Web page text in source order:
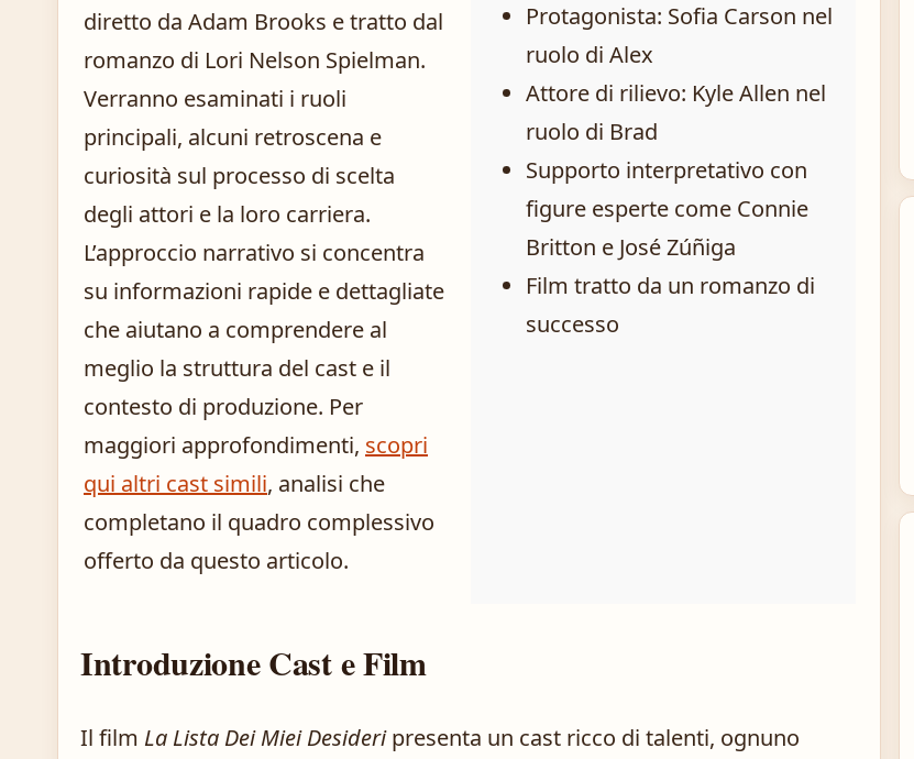
diretto da Adam Brooks e tratto dal
romanzo di Lori Nelson Spielman.
Verranno esaminati i ruoli
principali, alcuni retroscena e
curiosità sul processo di scelta
degli attori e la loro carriera.
L’approccio narrativo si concentra
su informazioni rapide e dettagliate
che aiutano a comprendere al
meglio la struttura del cast e il
contesto di produzione. Per
maggiori approfondimenti, scopri
qui altri cast simili, analisi che
completano il quadro complessivo
offerto da questo articolo.
Protagonista: Sofia Carson nel
ruolo di Alex
Attore di rilievo: Kyle Allen nel
ruolo di Brad
Supporto interpretativo con
figure esperte come Connie
Britton e José Zúñiga
Film tratto da un romanzo di
successo
Introduzione Cast e Film
Il film La Lista Dei Miei Desideripresenta un cast ricco di talenti, ognuno